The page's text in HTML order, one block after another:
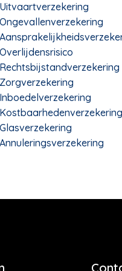
Uitvaartverzekering
Ongevallenverzekering
Overlijdensrisico
Rechtsbijstandverzekering
Zorgverzekering
Inboedelverzekering
Kostbaarhedenverzekering
Glasverzekering
Annuleringsverzekering